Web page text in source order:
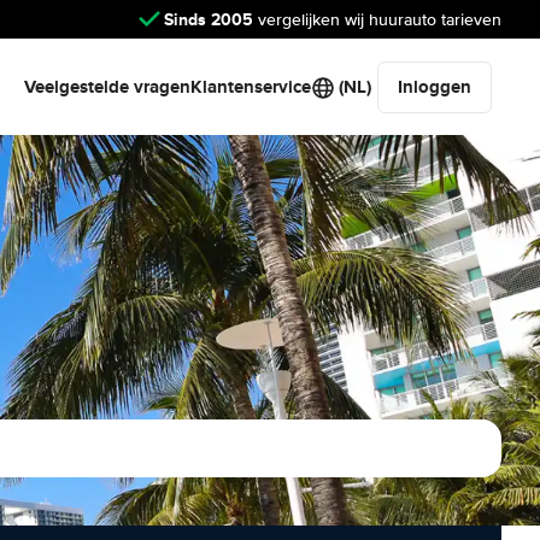
Sinds 2005 vergelijken wij huurauto tarieven
Veelgestelde vragenKlantenservice (NL) Inloggen